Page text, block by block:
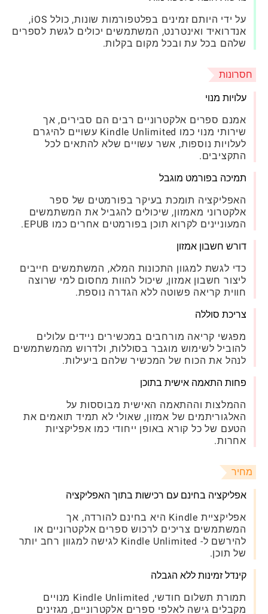
על ידי היותם זמינים בפלטפורמות שונות, כולל iOS,
אנדרואיד ואינטרנט, המשתמשים יכולים לגשת לספרים
שלהם בכל עת ובכל מקום בקלות.
חסרונות
עלויות מנוי
אמנם ספרים אלקטרוניים רבים הם סבירים, אך
שירותי מנוי כמו Kindle Unlimited עשויים להיגרם
לעלויות נוספות, אשר עשויים שלא להתאים לכל
התקציבים.
תמיכה בפורמט מוגבל
האפליקציה תומכת בעיקר בפורמטים של ספר
אלקטרוני מאמזון, שיכולים להגביל את המשתמשים
המעוניינים לקרוא תוכן בפורמטים אחרים כמו EPUB.
דורש חשבון אמזון
כדי לגשת למגוון התכונות המלא, המשתמשים חייבים
ליצור חשבון אמזון, שיכול להוות מחסום למי שרוצה
חווית קריאה פשוטה ללא הגדרה נוספת.
צריכת סוללה
מפגשי קריאה מורחבים במכשירים ניידים עלולים
להוביל לשימוש מוגבר בסוללות, ולדרוש מהמשתמשים
לנהל את הכוח של המכשיר שלהם ביעילות.
פחות התאמה אישית בתוכן
ההמלצות וההתאמה האישית מבוססות על
האלגוריתמים של אמזון, שאולי לא תמיד תואמים את
הטעם של כל קורא באופן ייחודי כמו אפליקציות
אחרות.
מחיר
אפליקציה בחינם עם רכישות בתוך האפליקציה
אפליקציית Kindle היא בחינם להורדה, אך
המשתמשים צריכים לרכוש ספרים אלקטרוניים או
להירשם ל- Kindle Unlimited לגישה למגוון רחב יותר
של תוכן.
קינדל זמינות ללא הגבלה
תמורת תשלום חודשי, Kindle Unlimited מנויים
מקבלים גישה לאלפי ספרים אלקטרוניים, מגזינים